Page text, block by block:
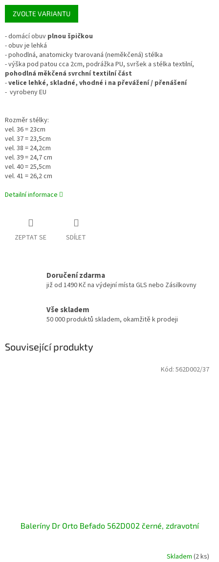
Měrná
cena:
ZVOLTE VARIANTU
- domácí obuv plnou špičkou
- obuv je lehká
- pohodlná, anatomicky tvarovaná (neměkčená) stélka
- výška pod patou cca 2cm, podrážka PU, svršek a stélka textilní,
pohodlná měkčená svrchní textilní část
-velice lehké, skladné, vhodné i na převážení / přenášení
- vyrobeny EU
Rozměr stélky:
vel. 36 = 23cm
vel. 37 = 23,5cm
vel. 38 = 24,2cm
vel. 39 = 24,7 cm
vel. 40 = 25,5cm
vel. 41 = 26,2 cm
Detailní informace
ZEPTAT SE SDÍLET
Doručení zdarma
již od 1490 Kč na výdejní místa GLS nebo Zásilkovny
Vše skladem
50 000 produktů skladem, okamžitě k prodeji
Související produkty
Baleríny Dr Orto Befado 562D002 černé, zdravotní
Skladem (2 ks)
Kód: 562D002/37